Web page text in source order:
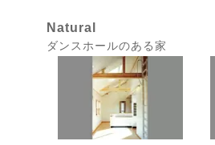
Natural
ダンスホールのある家